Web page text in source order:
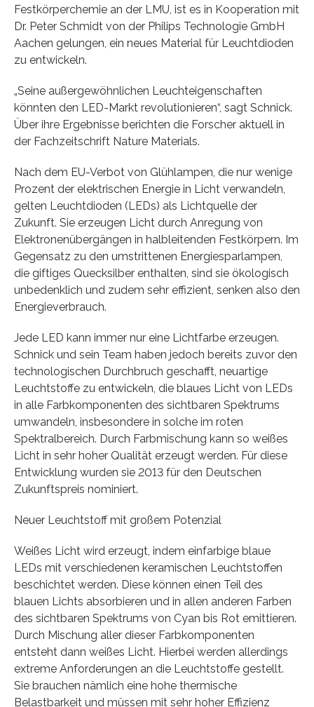
Festkörperchemie an der LMU, ist es in Kooperation mit
Dr. Peter Schmidt von der Philips Technologie GmbH
Aachen gelungen, ein neues Material für Leuchtdioden
zu entwickeln.
„Seine außergewöhnlichen Leuchteigenschaften
könnten den LED-Markt revolutionieren“, sagt Schnick.
Über ihre Ergebnisse berichten die Forscher aktuell in
der Fachzeitschrift Nature Materials.
Nach dem EU-Verbot von Glühlampen, die nur wenige
Prozent der elektrischen Energie in Licht verwandeln,
gelten Leuchtdioden (LEDs) als Lichtquelle der
Zukunft. Sie erzeugen Licht durch Anregung von
Elektronenübergängen in halbleitenden Festkörpern. Im
Gegensatz zu den umstrittenen Energiesparlampen,
die giftiges Quecksilber enthalten, sind sie ökologisch
unbedenklich und zudem sehr effizient, senken also den
Energieverbrauch.
Jede LED kann immer nur eine Lichtfarbe erzeugen.
Schnick und sein Team haben jedoch bereits zuvor den
technologischen Durchbruch geschafft, neuartige
Leuchtstoffe zu entwickeln, die blaues Licht von LEDs
in alle Farbkomponenten des sichtbaren Spektrums
umwandeln, insbesondere in solche im roten
Spektralbereich. Durch Farbmischung kann so weißes
Licht in sehr hoher Qualität erzeugt werden. Für diese
Entwicklung wurden sie 2013 für den Deutschen
Zukunftspreis nominiert.
Neuer Leuchtstoff mit großem Potenzial
Weißes Licht wird erzeugt, indem einfarbige blaue
LEDs mit verschiedenen keramischen Leuchtstoffen
beschichtet werden. Diese können einen Teil des
blauen Lichts absorbieren und in allen anderen Farben
des sichtbaren Spektrums von Cyan bis Rot emittieren.
Durch Mischung aller dieser Farbkomponenten
entsteht dann weißes Licht. Hierbei werden allerdings
extreme Anforderungen an die Leuchtstoffe gestellt.
Sie brauchen nämlich eine hohe thermische
Belastbarkeit und müssen mit sehr hoher Effizienz